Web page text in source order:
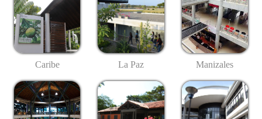
Caribe La Paz Manizales